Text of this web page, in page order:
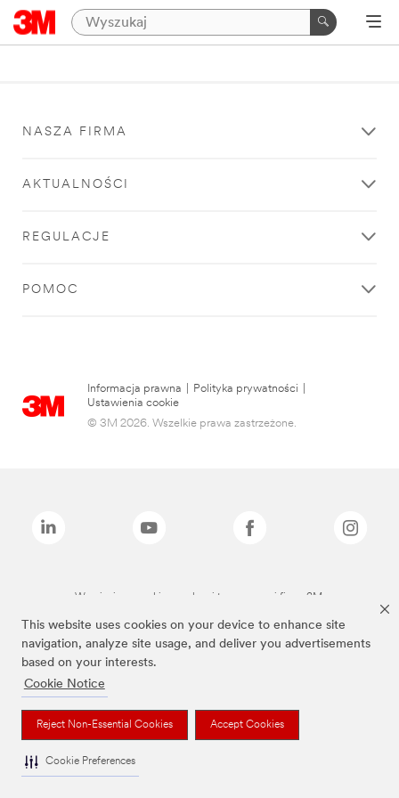
This website uses cookies on your device to enhance site
navigation, analyze site usage, and deliver you advertisements
based on your interests.
Cookie Notice
Reject Non-Essential Cookies Accept Cookies
Cookie Preferences
NASZA FIRMA
AKTUALNOŚCI
REGULACJE
POMOC
Informacja prawna Polityka prywatności
Ustawienia cookie
© 3M 2026. Wszelkie prawa zastrzeżone.
Wymienione marki są znakami towarowymi firmy 3M.